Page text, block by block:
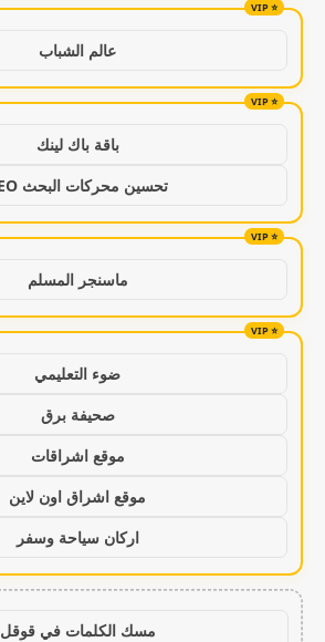
عالم الشباب
باقة باك لينك
تحسين محركات البحث SEO
ماسنجر المسلم
ضوء التعليمي
صحيفة برق
موقع اشراقات
موقع اشراق اون لاين
اركان سياحة وسفر
مسك الكلمات في قوقل